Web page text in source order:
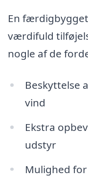
En
værdifuld
nogle af de
Beskyttelse
vind
Ekstra
udstyr
Mulighed